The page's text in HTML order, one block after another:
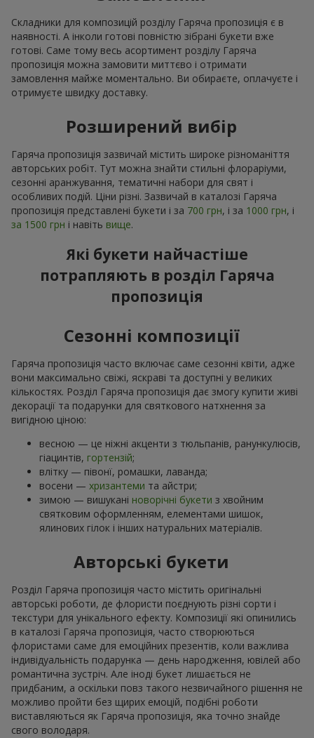
Складники для композицій розділу Гаряча пропозиція є в
наявності. А інколи готові повністю зібрані букети вже
готові. Саме тому весь асортимент розділу Гаряча
пропозиція можна замовити миттєво і отримати
замовлення майже моментально. Ви обираєте, оплачуєте і
отримуєте швидку доставку.
Розширений вибір
Гаряча пропозиція зазвичай містить широке різноманіття
авторських робіт. Тут можна знайти стильні флораріуми,
сезонні аранжування, тематичні набори для свят і
особливих подій. Ціни різні. Зазвичай в каталозі Гаряча
пропозиція представлені букети і за 700 грн, і за 1000 грн, і
за 1500 грн і навіть вище.
Які букети найчастіше
потрапляють в розділ Гаряча
пропозиція
Сезонні композиції
Гаряча пропозиція часто включає саме сезонні квіти, адже
вони максимально свіжі, яскраві та доступні у великих
кількостях. Розділ Гаряча пропозиція дає змогу купити живі
декорації та подарунки для святкового натхнення за
вигідною ціною:
весною — це ніжні акценти з тюльпанів, ранункулюсів,
гіацинтів, гортензій;
влітку — півонї, ромашки, лаванда;
восени — хризантеми та айстри;
зимою — вишукані новорічні букети з хвойним
святковим оформленням, елементами шишок,
ялинових гілок і інших натуральних матеріалів.
Авторські букети
Розділ Гаряча пропозиція часто містить оригінальні
авторські роботи, де флористи поєднують різні сорти і
текстури для унікального ефекту. Композиції які опинились
в каталозі Гаряча пропозиція, часто створюються
флористами саме для емоційних презентів, коли важлива
індивідуальність подарунка — день народження, ювілей або
романтична зустріч. Але іноді букет лишається не
придбаним, а оскільки повз такого незвичайного рішення не
можливо пройти без щирих емоцій, подібні роботи
виставляються як Гаряча пропозиція, яка точно знайде
свого володаря.